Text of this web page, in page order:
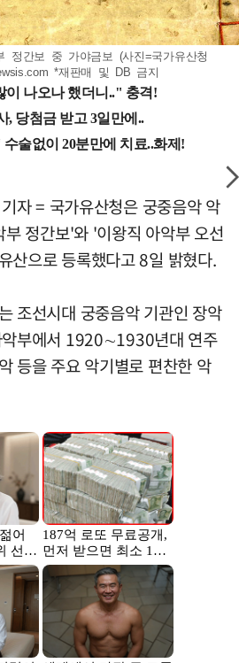
정간보 중 가야금보 (사진=국가유산청
*재판매 및 DB 금지
자 = 국가유산청은 궁중음악 악
정간보'와 '이왕직 아악부 오선
산으로 등록했다고 8일 밝혔다.
조선시대 궁중음악 기관인 장악
악부에서 1920∼1930년대 연주
등을 주요 악기별로 편찬한 악